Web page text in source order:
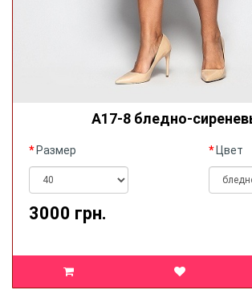
А17-8 бледно-
Размер Цвет
3000 грн.